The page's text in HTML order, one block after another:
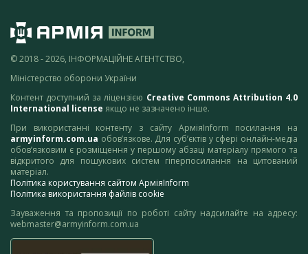
© 2018 - 2026, ІНФОРМАЦІЙНЕ АГЕНТСТВО,
Міністерство оборони України
Контент доступний за ліцензією Creative Commons Attribution 4.0
International license якщо не зазначено інше.
При використанні контенту з сайту АрміяInform посилання на
armyinform.com.ua обов’язкове. Для суб’єктів у сфері онлайн-медіа
обов’язковим є розміщення у першому абзаці матеріалу прямого та
відкритого для пошукових систем гіперпосилання на цитований
матеріал.
Політика користування сайтом АрміяInform
Політика використання файлів cookie
Зауваження та пропозиції по роботі сайту надсилайте на адресу:
webmaster@armyinform.com.ua